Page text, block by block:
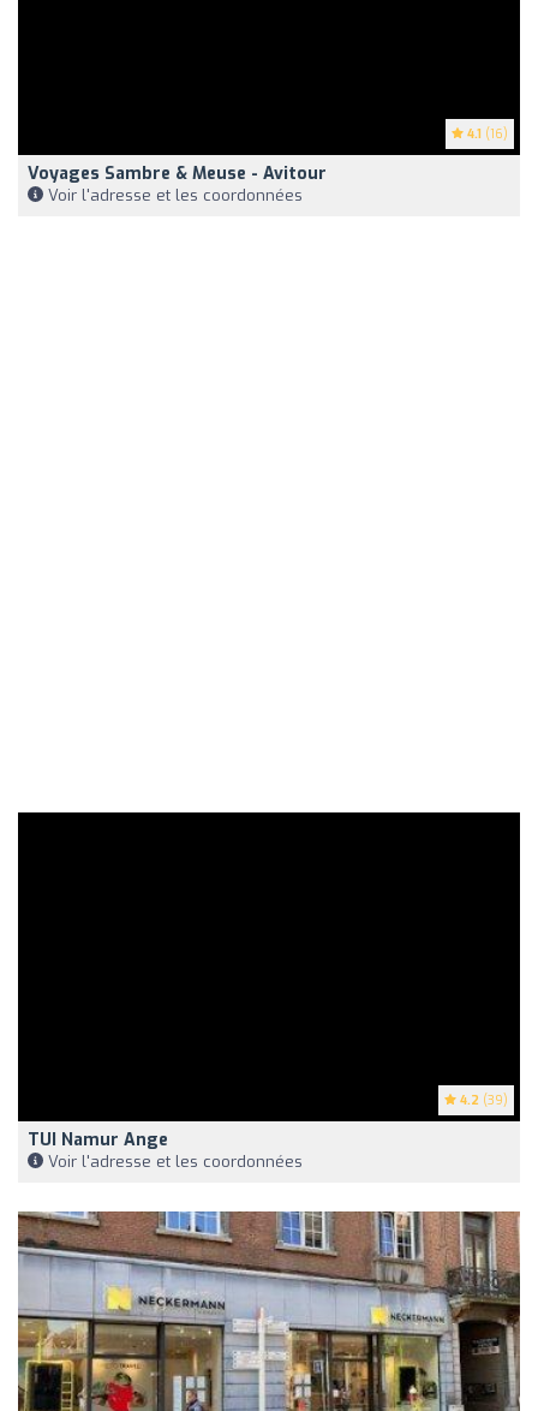
4.1 (16)
Voyages Sambre & Meuse - Avitour
Voir l'adresse et les coordonnées
4.2 (39)
TUI Namur Ange
Voir l'adresse et les coordonnées